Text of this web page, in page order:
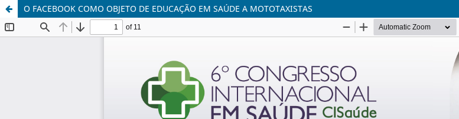
O FACEBOOK COMO OBJETO DE EDUCAÇÃO EM SAÚDE A MOTOTAXISTAS